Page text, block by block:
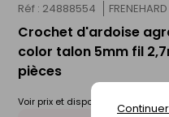
Réf : 24888554 FRENEHARD
Crochet d'ardoise
color talon 5mm fil
pièces
Voir prix et disponibilité en